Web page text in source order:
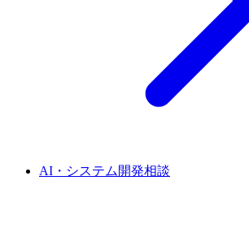
AI・システム開発相談